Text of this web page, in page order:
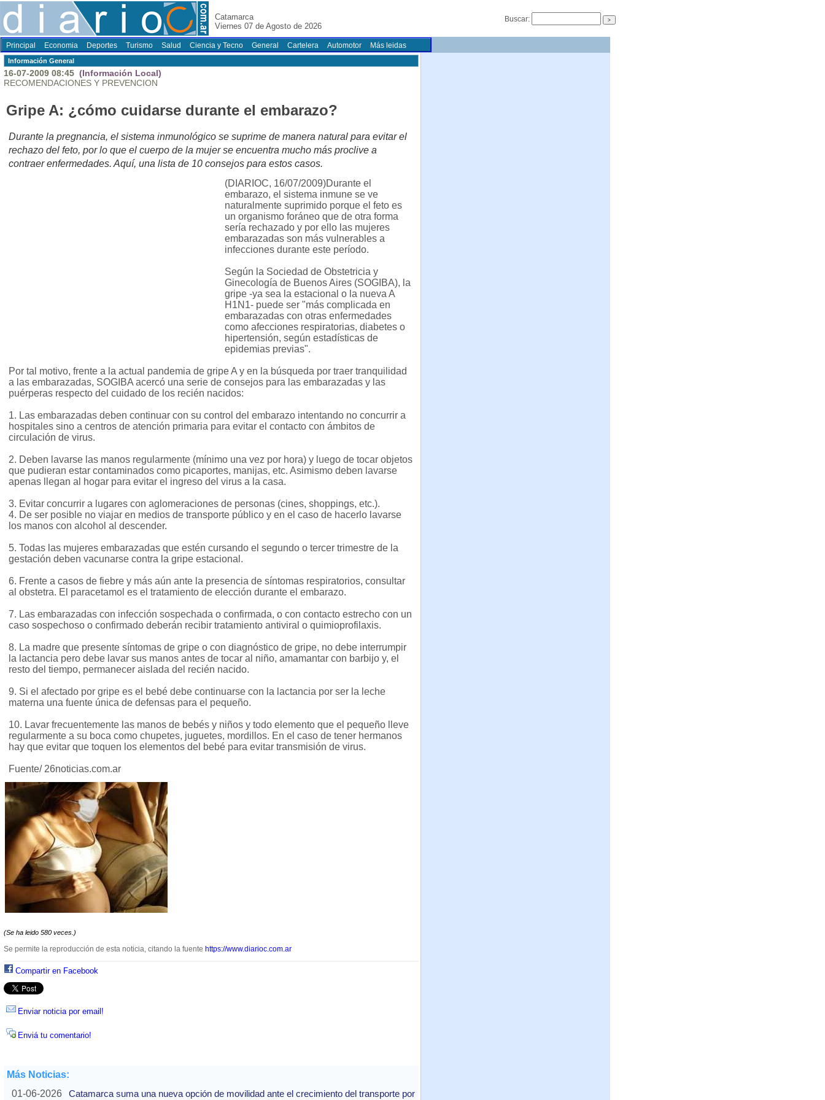
Catamarca
Viernes 07 de Agosto de 2026
Buscar:
Principal Economia Deportes Turismo Salud Ciencia y Tecno General Cartelera Automotor Más leidas
Información General
16-07-2009 08:45 (Información Local)
RECOMENDACIONES Y PREVENCION
Gripe A: ¿cómo cuidarse durante el embarazo?
Durante la pregnancia, el sistema inmunológico se suprime de manera natural para evitar el
rechazo del feto, por lo que el cuerpo de la mujer se encuentra mucho más proclive a
contraer enfermedades. Aquí, una lista de 10 consejos para estos casos.
(DIARIOC, 16/07/2009)Durante el
embarazo, el sistema inmune se ve
naturalmente suprimido porque el feto es
un organismo foráneo que de otra forma
sería rechazado y por ello las mujeres
embarazadas son más vulnerables a
infecciones durante este período.
Según la Sociedad de Obstetricia y
Ginecología de Buenos Aires (SOGIBA), la
gripe -ya sea la estacional o la nueva A
H1N1- puede ser "más complicada en
embarazadas con otras enfermedades
como afecciones respiratorias, diabetes o
hipertensión, según estadísticas de
epidemias previas".
Por tal motivo, frente a la actual pandemia de gripe A y en la búsqueda por traer tranquilidad
a las embarazadas, SOGIBA acercó una serie de consejos para las embarazadas y las
puérperas respecto del cuidado de los recién nacidos:
1. Las embarazadas deben continuar con su control del embarazo intentando no concurrir a
hospitales sino a centros de atención primaria para evitar el contacto con ámbitos de
circulación de virus.
2. Deben lavarse las manos regularmente (mínimo una vez por hora) y luego de tocar objetos
que pudieran estar contaminados como picaportes, manijas, etc. Asimismo deben lavarse
apenas llegan al hogar para evitar el ingreso del virus a la casa.
3. Evitar concurrir a lugares con aglomeraciones de personas (cines, shoppings, etc.).
4. De ser posible no viajar en medios de transporte público y en el caso de hacerlo lavarse
los manos con alcohol al descender.
5. Todas las mujeres embarazadas que estén cursando el segundo o tercer trimestre de la
gestación deben vacunarse contra la gripe estacional.
6. Frente a casos de fiebre y más aún ante la presencia de síntomas respiratorios, consultar
al obstetra. El paracetamol es el tratamiento de elección durante el embarazo.
7. Las embarazadas con infección sospechada o confirmada, o con contacto estrecho con un
caso sospechoso o confirmado deberán recibir tratamiento antiviral o quimioprofilaxis.
8. La madre que presente síntomas de gripe o con diagnóstico de gripe, no debe interrumpir
la lactancia pero debe lavar sus manos antes de tocar al niño, amamantar con barbijo y, el
resto del tiempo, permanecer aislada del recién nacido.
9. Si el afectado por gripe es el bebé debe continuarse con la lactancia por ser la leche
materna una fuente única de defensas para el pequeño.
10. Lavar frecuentemente las manos de bebés y niños y todo elemento que el pequeño lleve
regularmente a su boca como chupetes, juguetes, mordillos. En el caso de tener hermanos
hay que evitar que toquen los elementos del bebé para evitar transmisión de virus.
Fuente/ 26noticias.com.ar
(Se ha leido 580 veces.)
Se permite la reproducción de esta noticia, citando la fuente https://www.diarioc.com.ar
Compartir en Facebook
Enviar noticia por email!
Enviá tu comentario!
Más Noticias:
01-06-2026
Catamarca suma una nueva opción de movilidad ante el crecimiento del transporte por